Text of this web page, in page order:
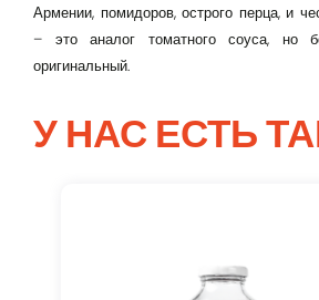
Password
Армении, помидоров, острого перца, и
– это аналог томатного соуса, но
оригинальный.
У НАС ЕСТЬ